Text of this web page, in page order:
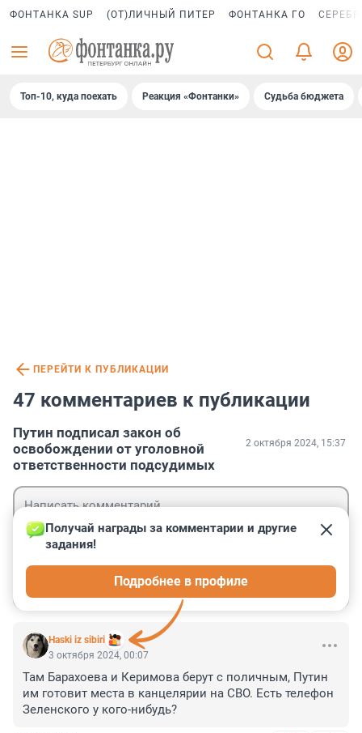
ФОНТАНКА SUP (ОТ)ЛИЧНЫЙ ПИТЕР ФОНТАНКА ГО
Топ-10, куда поехать Реакция «Фонтанки» Судьба бюджета
ПЕРЕЙТИ К ПУБЛИКАЦИИ
47 комментариев к публикации
Путин подписал закон об
освобождении от уголовной
ответственности подсудимых
2 октября 2024, 15:37
Haski iz sibiri
Получай награды за комментарии и другие
задания!
Подробнее в профиле
3 октября 2024, 00:07
Там Барахоева и Керимова берут с поличным, Путин
им готовит места в канцелярии на СВО. Есть телефон
Зеленского у кого-нибудь?